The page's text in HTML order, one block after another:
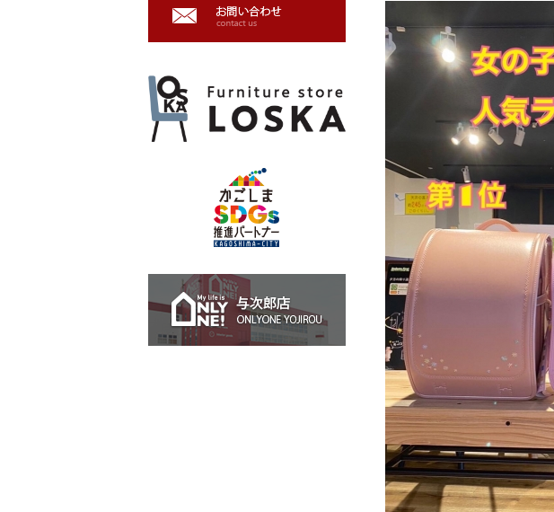
与次郎店 ONLYONE YOJIROU